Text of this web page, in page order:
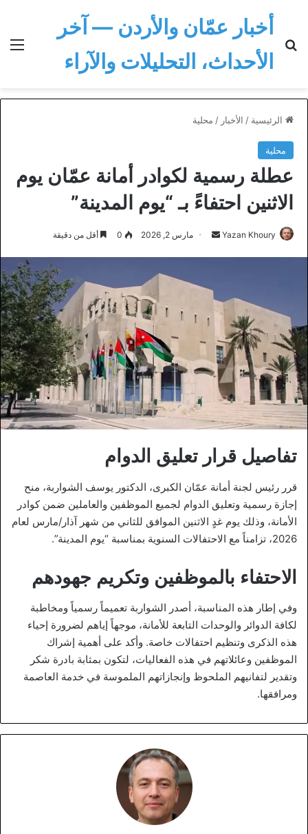
أخبار عمّان والأردن — آخر
الأحداث، التحليلات والآراء
الرئيسية / الأخبار / محلية
محلية
عطلة رسمية لكوادر أمانة عمّان يوم
الاثنين احتفاءً بـ “يوم المدينة”
Yazan Khoury
أرسل مارس 2, 2026 0 أقل من دقيقة
تفاصيل قرار تعليق الدوام
قرر رئيس لجنة أمانة عمّان الكبرى، الدكتور يوسف الشواربة، منح
إجازة رسمية وتعليق الدوام لجميع الموظفين والعاملين ضمن كوادر
الأمانة، وذلك يوم غدٍ الاثنين الموافق للثاني من شهر آذار/مارس لعام
2026، تزامناً مع الاحتفالات السنوية بمناسبة “يوم المدينة”.
الاحتفاء بالموظفين وتكريم جهودهم
وفي إطار هذه المناسبة، أصدر الشواربة تعميماً رسمياً ومخاطبة
لكافة الدوائر والوحدات التابعة للأمانة، موجهاً إياهم لضرورة إحياء
هذه الذكرى وتنظيم احتفالات خاصة. وأكد على أهمية إشراك
الموظفين وعائلاتهم في هذه الفعاليات، لتكون بمثابة بادرة شكر
وتقدير لتفانيهم الملحوظ وإنجازاتهم الملموسة في خدمة العاصمة
ومرافقها.